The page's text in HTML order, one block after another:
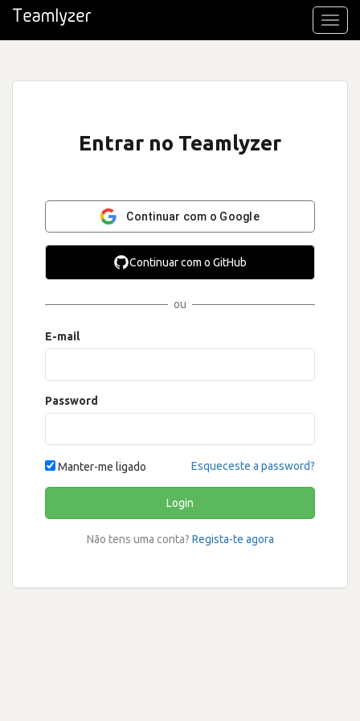
Entrar no Teamlyzer
Continuar com o Google
Continuar com o GitHub
ou
E-mail
Password
Manter-me ligado Esqueceste a password?
Login
Não tens uma conta? Regista-te agora